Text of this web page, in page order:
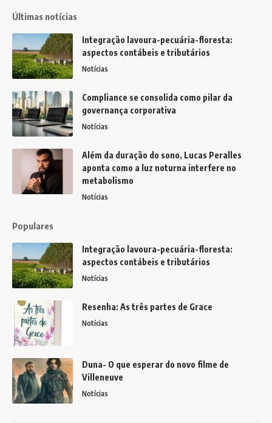
Últimas notícias
Integração lavoura-pecuária-floresta:
aspectos contábeis e tributários
Notícias
Compliance se consolida como pilar da
governança corporativa
Notícias
Além da duração do sono, Lucas Peralles
aponta como a luz noturna interfere no
metabolismo
Notícias
Populares
Integração lavoura-pecuária-floresta:
aspectos contábeis e tributários
Notícias
Resenha: As três partes de Grace
Notícias
Duna- O que esperar do novo filme de
Villeneuve
Notícias